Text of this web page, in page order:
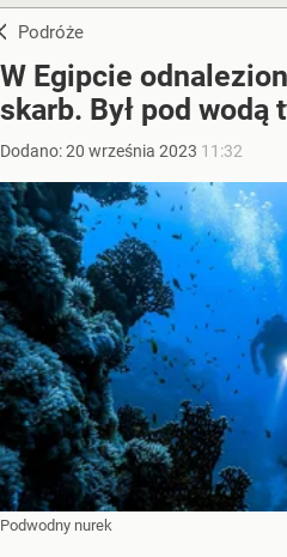
Podróże
W Egipcie
skarb. Był pod wodą
Dodano:20 września 2023 11:32
Podwodny nurek